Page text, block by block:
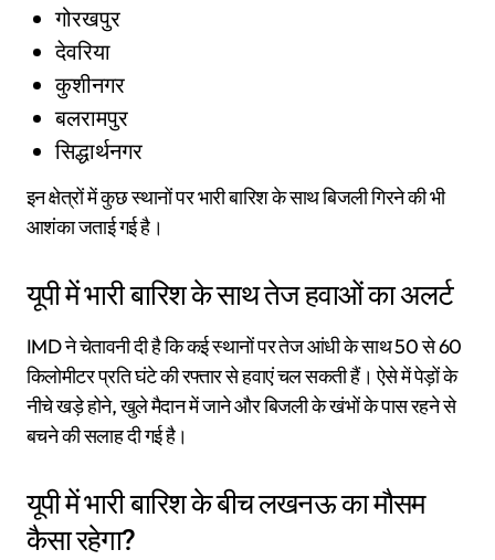
गोरखपुर
देवरिया
कुशीनगर
बलरामपुर
सिद्धार्थनगर
इन क्षेत्रों में कुछ स्थानों पर भारी बारिश के साथ बिजली गिरने की भी
आशंका जताई गई है।
यूपी में भारी बारिश के साथ तेज हवाओं का अलर्ट
IMD ने चेतावनी दी है कि कई स्थानों पर तेज आंधी के साथ 50 से 60
किलोमीटर प्रति घंटे की रफ्तार से हवाएं चल सकती हैं। ऐसे में पेड़ों के
नीचे खड़े होने, खुले मैदान में जाने और बिजली के खंभों के पास रहने से
बचने की सलाह दी गई है।
यूपी में भारी बारिश के बीच लखनऊ का मौसम
कैसा रहेगा?